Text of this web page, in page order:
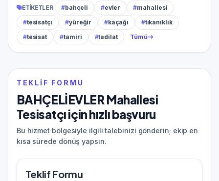
ETIKETLER #bahçeli #evler #mahallesi
#tesisatçı #yüreğir #kaçağı #tıkanıklık
#tesisat #tamiri #tadilat Tümü
TEKLIF FORMU
BAHÇELİEVLER Mahallesi
Tesisatçı için hızlı başvuru
Bu hizmet bölgesiyle ilgili talebinizi gönderin; ekip en
kısa sürede dönüş yapsın.
Teklif Formu